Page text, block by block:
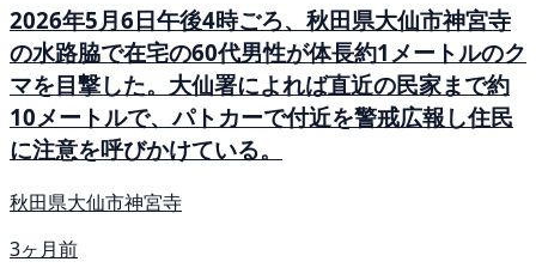
2026年5月6日午後4時ごろ、秋田県大仙市神宮寺
の水路脇で在宅の60代男性が体長約1メートルのク
マを目撃した。大仙署によれば直近の民家まで約
10メートルで、パトカーで付近を警戒広報し住民
に注意を呼びかけている。
秋田県大仙市神宮寺
3ヶ月前